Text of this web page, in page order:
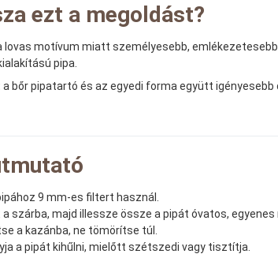
ezt a megoldást?
lovas motívum miatt személyesebb,
pipa.
a bőr pipatartó és az egyedi forma együtt igényesebb
9 mm-es filtert használ.
szárba, majd illessze össze a pipát óvatos, egyenes
a kazánba, ne tömörítse túl.
a pipát kihűlni, mielőtt szétszedi vagy tisztítja.